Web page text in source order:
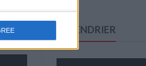
0
CALENDRIER